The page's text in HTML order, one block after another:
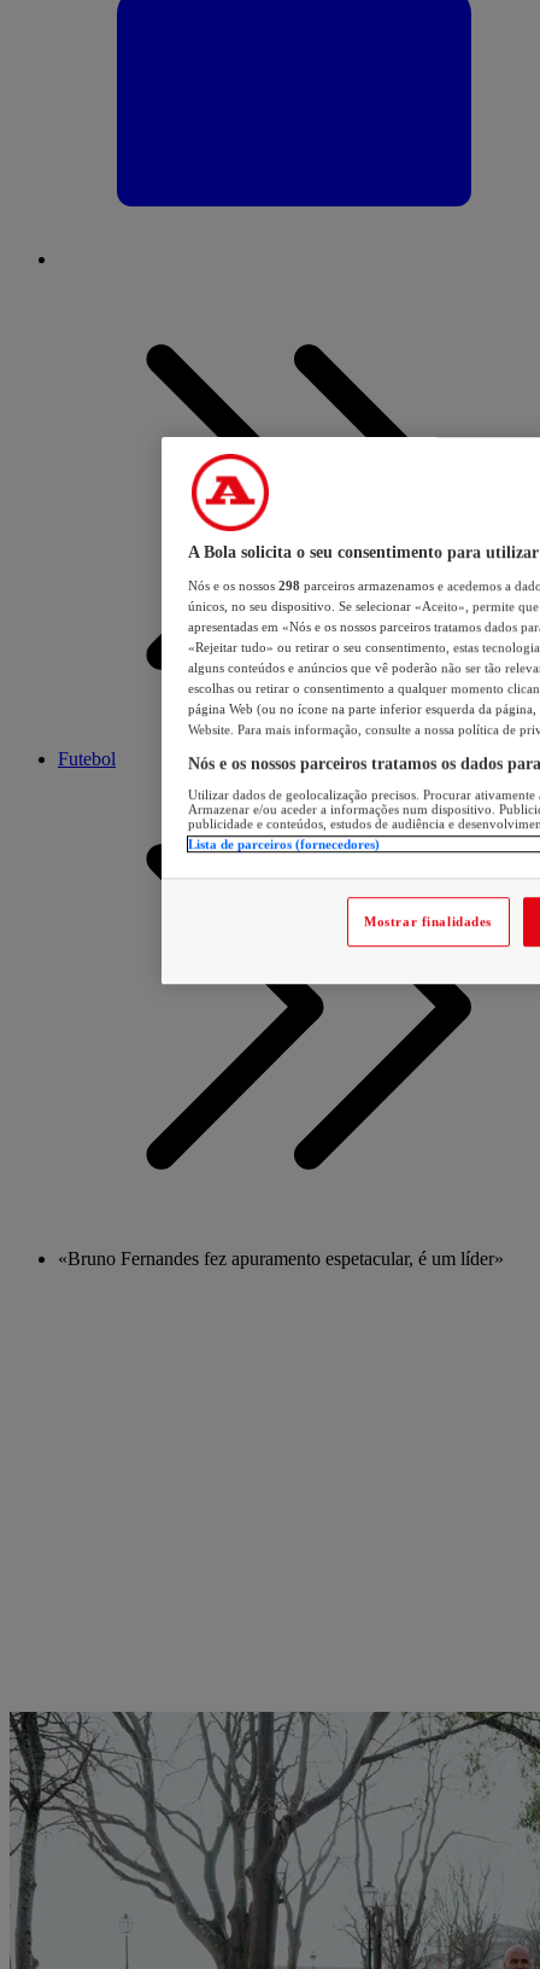
Futebol
«Bruno Fernandes fez apuramento espetacular, é um líder»
A Bola solicita o seu consentimento para utilizar
Nós e os nossos 298 parceiros armazenamos e acedemos a
únicos, no seu dispositivo. Se selecionar «Aceito», permite
apresentadas em «Nós e os nossos parceiros tratamos dados
«Rejeitar tudo» ou retirar o seu consentimento, estas
alguns conteúdos e anúncios que vê poderão não ser tão
escolhas ou retirar o consentimento a qualquer momento
página Web (ou no ícone na parte inferior esquerda da página,
Website. Para mais informação, consulte a nossa política de
Nós e os nossos parceiros tratamos os dados
Utilizar dados de geolocalização precisos. Procurar
Armazenar e/ou aceder a informações num dispositivo.
publicidade e conteúdos, estudos de audiência e
Lista de parceiros (fornecedores)
Mostrar finalidades